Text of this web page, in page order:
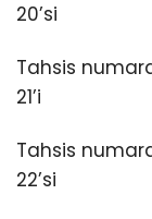
20’si
Tahsis
21’i
Tahsis
22’si